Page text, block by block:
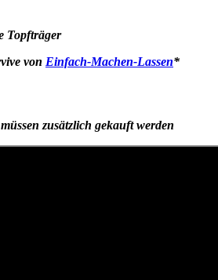
Topfträger
von Einfach-Machen-Lassen*
zusätzlich gekauft werden